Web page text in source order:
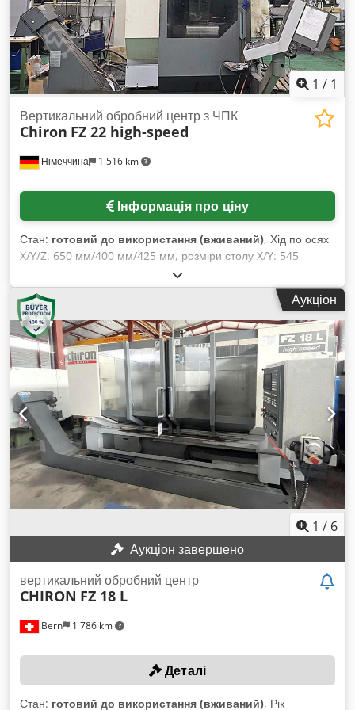
1 / 1
Німеччина 1 516 km
Вертикальний обробний центр з ЧПК
Chiron FZ 22 high-speed
Інформація про ціну
Стан: готовий до використання (вживаний), Хід по осях
X/Y/Z: 650 мм/400 мм/425 мм, розміри столу X/Y: 545
мм/540 мм, макс. навантаження на стіл: 500 кг, оберти:
10000 об/хв, кількість інструментальних позицій: 20,
швидкий хід: 30 м/хв, подача: 20 м/хв. Габарити верстата
X/Y/Z: приблизно 3400 мм/2100 мм/2800 мм, вага:
приблизно 5500 кг. Огляд на місці можливий. Csdpfx
Asycwrbebbeha
Аукціон
1 / 6
Аукціон завершено
Bern 1 786 km
вертикальний обробний центр
CHIRON FZ 18 L
Деталі
Стан: готовий до використання (вживаний), Рік